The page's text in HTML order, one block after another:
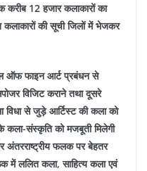
करीब 12 हजार कलाकारों का
की सूची जिलों में भेजकर
ऑफ फाइन आर्ट प्रबंधन से
विजिट कराने तथा दूसरे
विधा से जुड़े आर्टिस्ट की कला को
कला-संस्कृति को मजबूती मिलेगी
अंतरराष्ट्रीय फलक पर बेहतर
में ललित कला, साहित्य कला एवं